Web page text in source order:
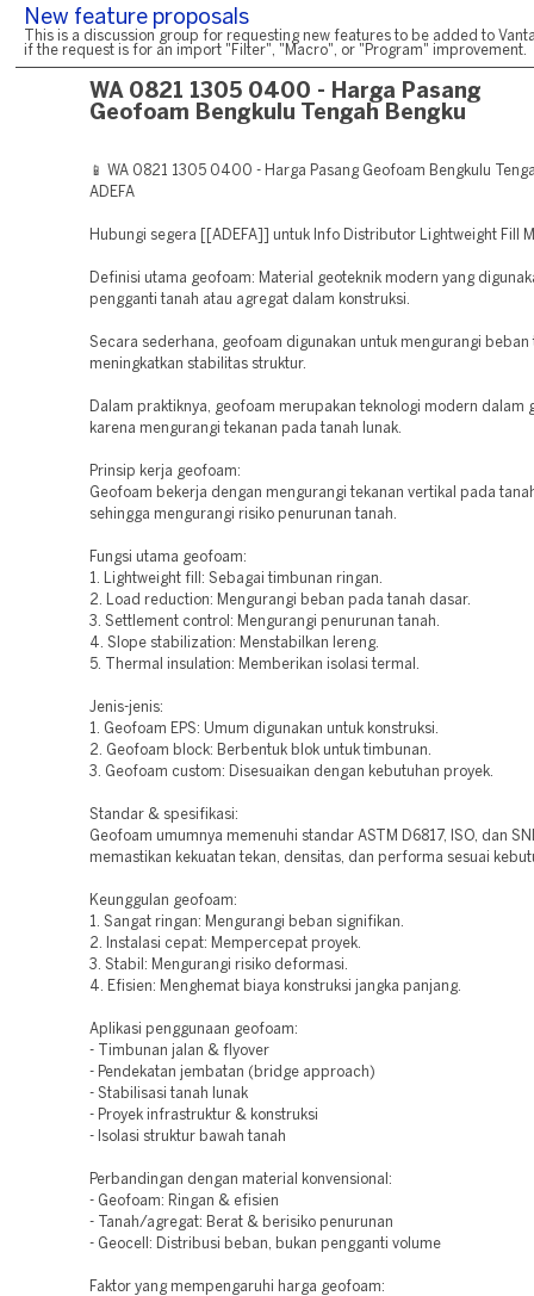
New feature proposals
This is a discussion group for requesting new features to be added to
if the request is for an import "Filter", "Macro", or "Program" improvement.
WA 0821 1305 0400 - Harga Pasang
Geofoam Bengkulu Tengah Bengku
📱 WA 0821 1305 0400 - Harga Pasang Geofoam Bengkulu
ADEFA
Hubungi segera [[ADEFA]] untuk Info Distributor Lightweight Fill
Definisi utama geofoam: Material geoteknik modern yang
pengganti tanah atau agregat dalam konstruksi.
Secara sederhana, geofoam digunakan untuk mengurangi beban
meningkatkan stabilitas struktur.
Dalam praktiknya, geofoam merupakan teknologi modern dalam
karena mengurangi tekanan pada tanah lunak.
Prinsip kerja geofoam:
Geofoam bekerja dengan mengurangi tekanan vertikal pada
sehingga mengurangi risiko penurunan tanah.
Fungsi utama geofoam:
1. Lightweight fill: Sebagai timbunan ringan.
2. Load reduction: Mengurangi beban pada tanah dasar.
3. Settlement control: Mengurangi penurunan tanah.
4. Slope stabilization: Menstabilkan lereng.
5. Thermal insulation: Memberikan isolasi termal.
Jenis-jenis:
1. Geofoam EPS: Umum digunakan untuk konstruksi.
2. Geofoam block: Berbentuk blok untuk timbunan.
3. Geofoam custom: Disesuaikan dengan kebutuhan proyek.
Standar & spesifikasi:
Geofoam umumnya memenuhi standar ASTM D6817, ISO, dan
memastikan kekuatan tekan, densitas, dan performa sesuai
Keunggulan geofoam:
1. Sangat ringan: Mengurangi beban signifikan.
2. Instalasi cepat: Mempercepat proyek.
3. Stabil: Mengurangi risiko deformasi.
4. Efisien: Menghemat biaya konstruksi jangka panjang.
Aplikasi penggunaan geofoam:
- Timbunan jalan & flyover
- Pendekatan jembatan (bridge approach)
- Stabilisasi tanah lunak
- Proyek infrastruktur & konstruksi
- Isolasi struktur bawah tanah
Perbandingan dengan material konvensional:
- Geofoam: Ringan & efisien
- Tanah/agregat: Berat & berisiko penurunan
- Geocell: Distribusi beban, bukan pengganti volume
Faktor yang mempengaruhi harga geofoam: